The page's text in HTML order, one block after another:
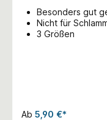
Besonders gut
Nicht für
3 Größen
Ab 5,90 €*